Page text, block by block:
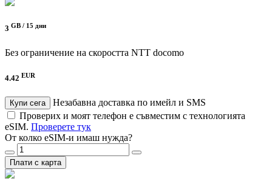
3 GB / 15 дни
Без ограничение на скоростта NTT docomo
4.42 EUR
Купи сега
Незабавна доставка по имейл и SMS
Проверих и моят телефон е съвместим с технологията
eSIM. Проверете тук
От колко eSIM-и имаш нужда?
Плати с карта